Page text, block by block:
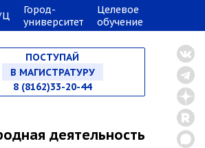
Город-
университет
Целевое
обучение
ПОСТУПАЙ
НА СПЕЦИАЛИТЕТ
В МАГИСТРАТУРУ
8 (8162)33-20-44
деятельность